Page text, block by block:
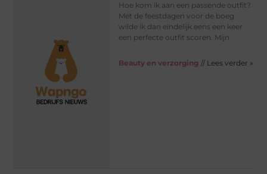
Hoe kom ik aan een passende outfit?
Met de feestdagen voor de boeg
wilde ik dan eindelijk eens een keer
een perfecte outfit scoren. Mijn
Beauty en verzorging // Lees verder »